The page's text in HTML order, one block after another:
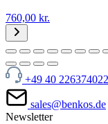
760,00 kr.
+49 40 226374022
sales@benkos.de
Newsletter